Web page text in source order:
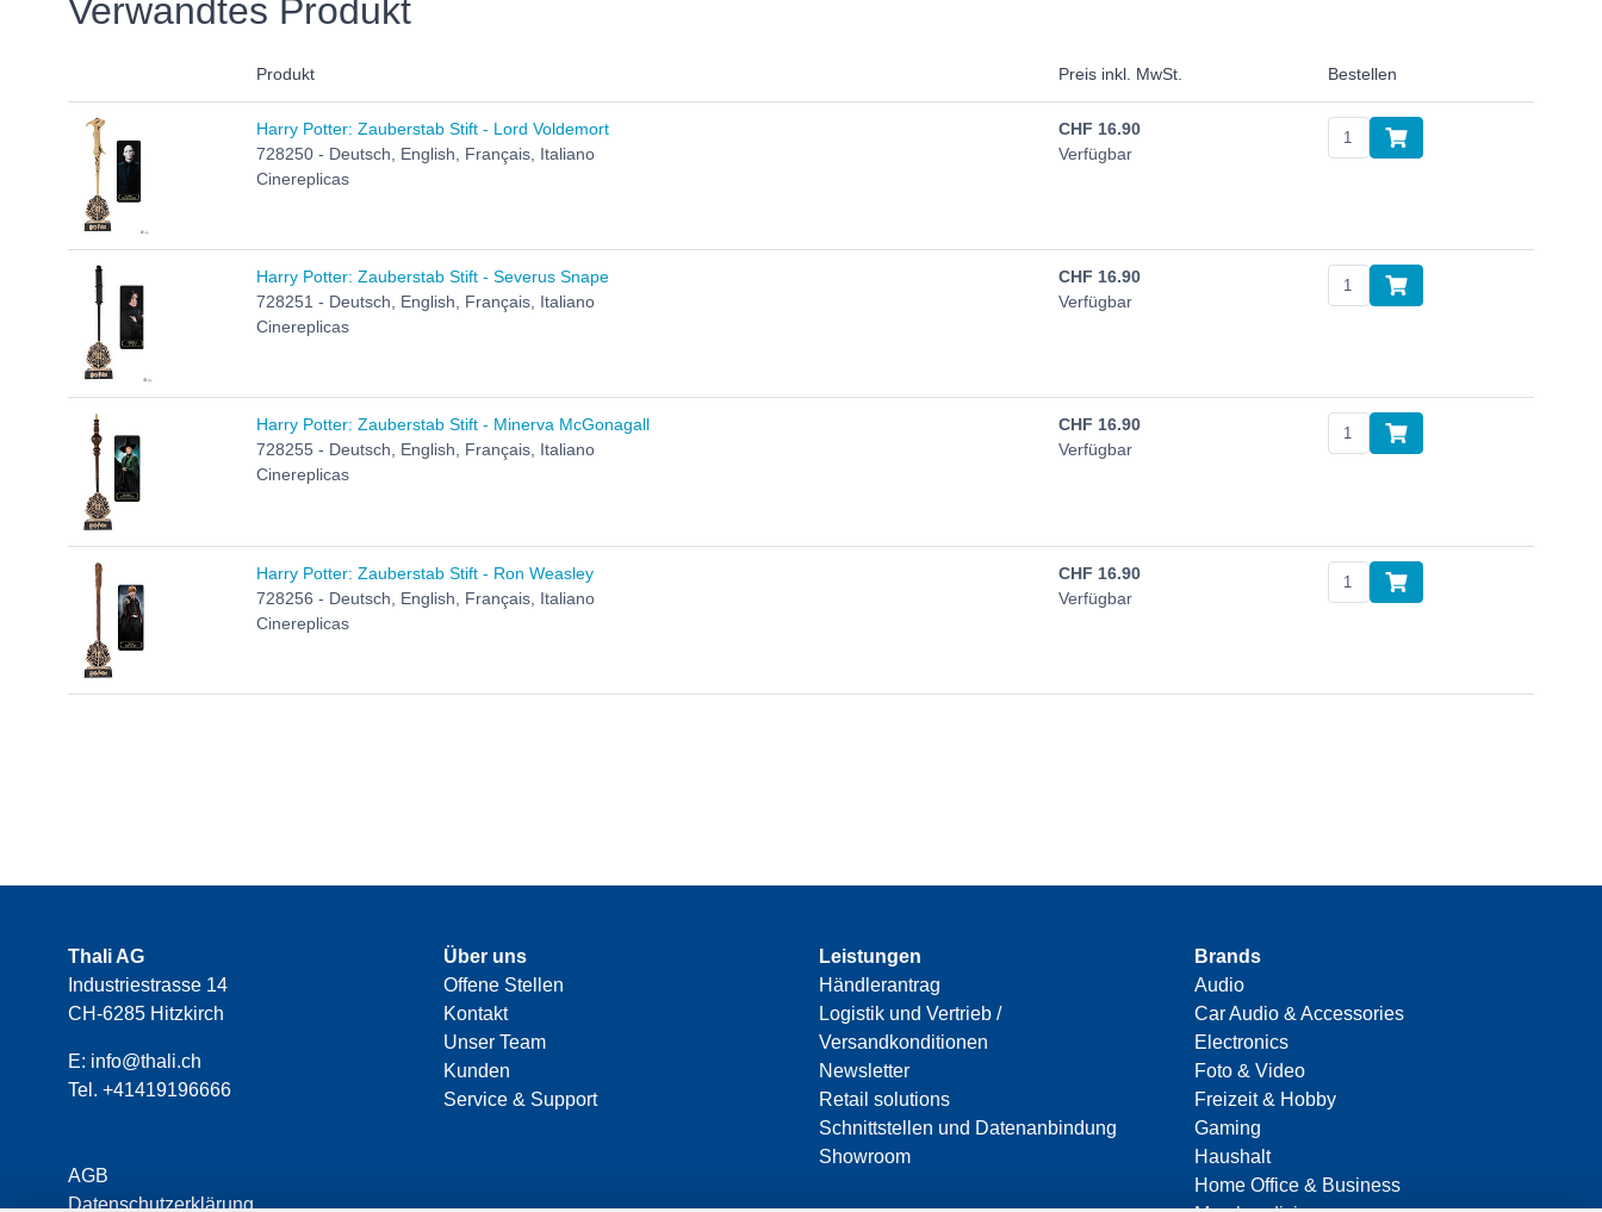
Verwandtes Produkt
Produkt Preis inkl. MwSt. Bestellen
Harry Potter: Zauberstab Stift - Lord Voldemort
728250 - Deutsch, English, Français, Italiano
Cinereplicas
CHF 16.90
Verfügbar
Harry Potter: Zauberstab Stift - Severus Snape
728251 - Deutsch, English, Français, Italiano
Cinereplicas
CHF 16.90
Verfügbar
Harry Potter: Zauberstab Stift - Minerva McGonagall
728255 - Deutsch, English, Français, Italiano
Cinereplicas
CHF 16.90
Verfügbar
Harry Potter: Zauberstab Stift - Ron Weasley
728256 - Deutsch, English, Français, Italiano
Cinereplicas
CHF 16.90
Verfügbar
Thali AG
Industriestrasse 14
CH-6285 Hitzkirch
E: info@thali.ch
Tel. +41419196666
AGB
Datenschutzerklärung
Über uns
Offene Stellen
Kontakt
Unser Team
Kunden
Service & Support
Leistungen
Händlerantrag
Logistik und Vertrieb /
Versandkonditionen
Newsletter
Retail solutions
Schnittstellen und Datenanbindung
Showroom
Brands
Audio
Car Audio & Accessories
Electronics
Foto & Video
Freizeit & Hobby
Gaming
Haushalt
Home Office & Business